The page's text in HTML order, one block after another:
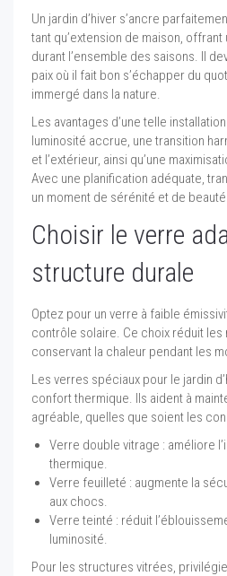
Un jardin d’hiver s’ancre
tant qu’extension de maison,
durant l’ensemble des saisons. Il
paix où il fait bon s’échapper du
immergé dans la nature.
Les avantages d’une telle
luminosité accrue, une transition
et l’extérieur, ainsi qu’une
Avec une planification adéquate,
un moment de sérénité et de beauté.
Choisir le verre
structure durale
Optez pour un verre à faible
contrôle solaire. Ce choix réduit les
conservant la chaleur pendant les
Les verres spéciaux pour le jardin
confort thermique. Ils aident à
agréable, quelles que soient les
Verre double vitrage : améliore
thermique.
Verre feuilleté : augmente la
aux chocs.
Verre teinté : réduit
luminosité.
Pour les structures vitrées,